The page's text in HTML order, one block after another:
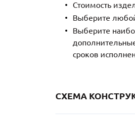
Стоимость
Выберите
Выберите
сроков
СХЕМА